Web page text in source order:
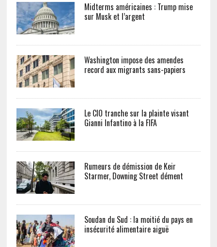
Midterms américaines : Trump mise
sur Musk et l’argent
Washington impose des amendes
record aux migrants sans-papiers
Le CIO tranche sur la plainte visant
Gianni Infantino à la FIFA
Rumeurs de démission de Keir
Starmer, Downing Street dément
Soudan du Sud : la moitié du pays en
insécurité alimentaire aiguë